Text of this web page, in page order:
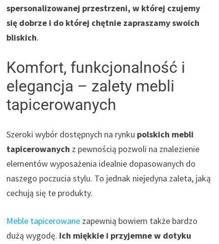
spersonalizowanej przestrzeni, w której czujemy
się dobrze i do której chętnie zapraszamy swoich
bliskich.
Komfort, funkcjonalność i
elegancja – zalety mebli
tapicerowanych
Szeroki wybór dostępnych na rynku polskich mebli
tapicerowanych z pewnością pozwoli na znalezienie
elementów wyposażenia idealnie dopasowanych do
naszego poczucia stylu. To jednak niejedyna zaleta, jaką
cechują się te produkty.
Meble tapicerowane zapewnią bowiem także bardzo
dużą wygodę. Ich miękkie i przyjemne w dotyku